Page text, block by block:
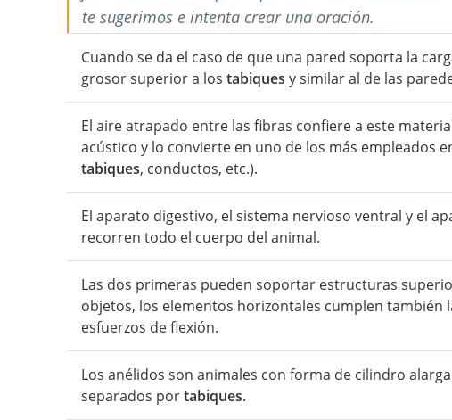
te sugerimos e intenta crear una oración.
Cuando se da el caso de que una pared soporta la
grosor superior a los tabiques y similar al de las
El aire atrapado entre las fibras confiere a este
acústico y lo convierte en uno de los más empleados
tabiques, conductos, etc.).
El aparato digestivo, el sistema nervioso ventral y el
recorren todo el cuerpo del animal.
Las dos primeras pueden soportar estructuras
objetos, los elementos horizontales cumplen también
esfuerzos de flexión.
Los anélidos son animales con forma de cilindro
separados portabiques.